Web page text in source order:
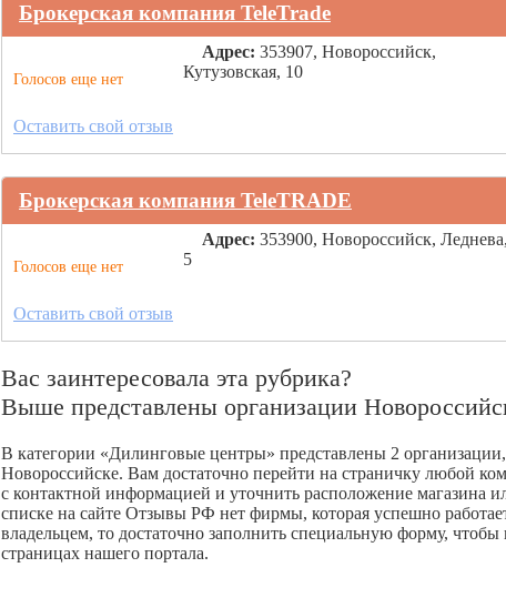
Брокерская компания TeleTrade
Голосов еще нет
Адрес: 353907, Новороссийск,
Кутузовская, 10
Оставить свой отзыв
Брокерская компания TeleTRADE
Голосов еще нет
Адрес: 353900, Новороссийск, Леднева,
5
Оставить свой отзыв
Вас заинтересовала эта рубрика?
Выше представлены организации
В категории «Дилинговые центры» представлены 2
Новороссийске. Вам достаточно перейти на страничку любой
с контактной информацией и уточнить расположение магазина
списке на сайте Отзывы РФ нет фирмы, которая успешно
владельцем, то достаточно заполнить специальную форму, чтобы
страницах нашего портала.